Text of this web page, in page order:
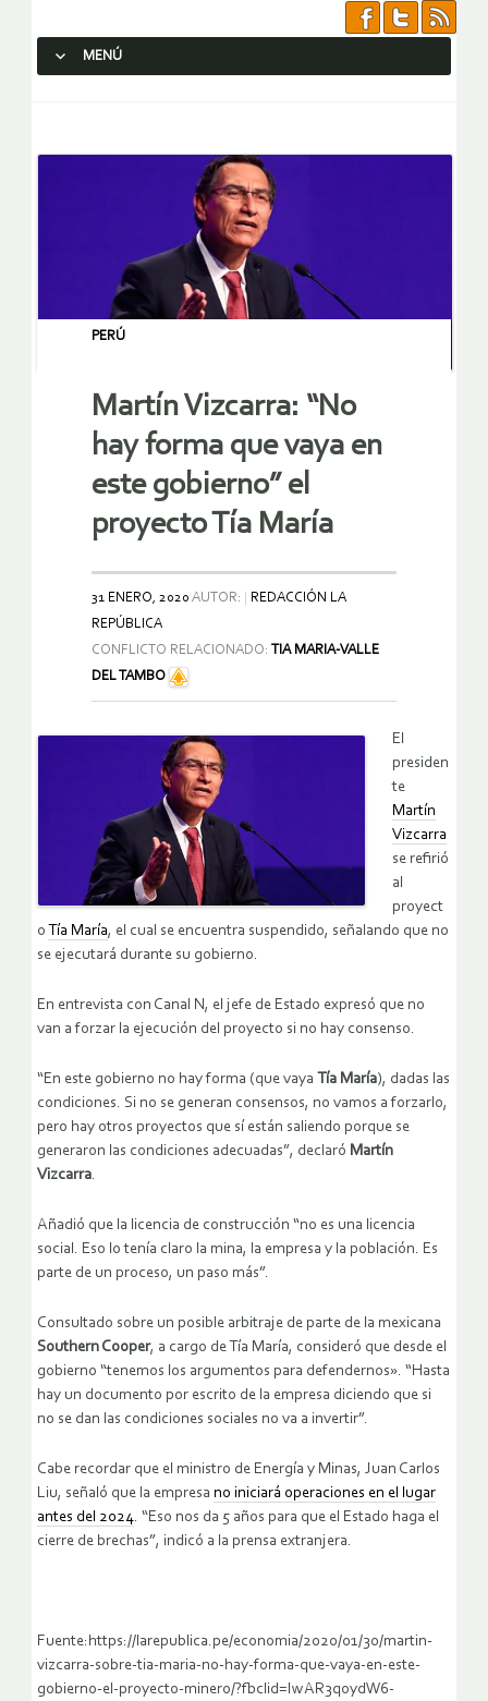
MENÚ
PERÚ
Martín Vizcarra: “No
hay forma que vaya en
este gobierno” el
proyecto Tía María
31 ENERO, 2020 AUTOR:
REDACCIÓN LA
REPÚBLICA
CONFLICTO RELACIONADO:
TIA MARIA-VALLE
DEL TAMBO
El
presiden
te
Martín
Vizcarra
se refirió
al
proyect
o Tía María, el cual se encuentra suspendido, señalando que no
se ejecutará durante su gobierno.
En entrevista con Canal N, el jefe de Estado expresó que no
van a forzar la ejecución del proyecto si no hay consenso.
“En este gobierno no hay forma (que vaya Tía María), dadas las
condiciones. Si no se generan consensos, no vamos a forzarlo,
pero hay otros proyectos que sí están saliendo porque se
generaron las condiciones adecuadas”, declaró Martín
Vizcarra.
Añadió que la licencia de construcción “no es una licencia
social. Eso lo tenía claro la mina, la empresa y la población. Es
parte de un proceso, un paso más”.
Consultado sobre un posible arbitraje de parte de la mexicana
Southern Cooper, a cargo de Tía María, consideró que desde el
gobierno “tenemos los argumentos para defendernos». “Hasta
hay un documento por escrito de la empresa diciendo que si
no se dan las condiciones sociales no va a invertir”.
Cabe recordar que el ministro de Energía y Minas, Juan Carlos
Liu, señaló que la empresa no iniciará operaciones en el lugar
antes del 2024. “Eso nos da 5 años para que el Estado haga el
cierre de brechas”, indicó a la prensa extranjera.
Fuente:https://larepublica.pe/economia/2020/01/30/martin-
vizcarra-sobre-tia-maria-no-hay-forma-que-vaya-en-este-
gobierno-el-proyecto-minero/?fbclid=IwAR3qoydW6-